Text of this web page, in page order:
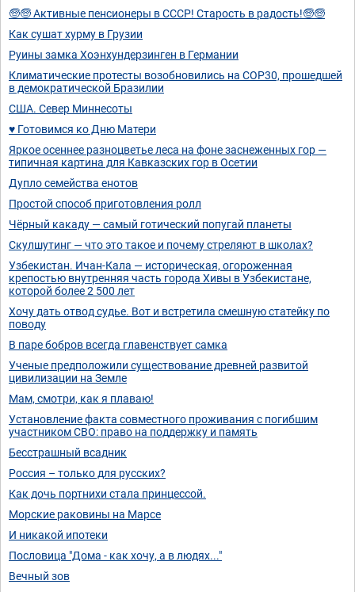
🧓🧓 Активные пенсионеры в СССР! Старость в радость!🧓🧓
Как сушат хурму в Грузии
Руины замка Хоэнхундерзинген в Германии
Климатические протесты возобновились на COP30, прошедшей
в демократической Бразилии
США. Север Миннесоты
♥️ Готовимся ко Дню Матери
Яркое осеннее разноцветье леса на фоне заснеженных гор —
типичная картина для Кавказских гор в Осетии
Дупло семейства енотов
Простой способ приготовления ролл
Чёрный какаду — самый готический попугай планеты
Скулшутинг — что это такое и почему стреляют в школах?
Узбекистан. Ичан-Кала — историческая, огороженная
крепостью внутренняя часть города Хивы в Узбекистане,
которой более 2 500 лет
Хочу дать отвод судье. Вот и встретила смешную статейку по
поводу
В паре бобров всегда главенствует самка
Ученые предположили существование древней развитой
цивилизации на Земле
Мам, смотри, как я плаваю!
Установление факта совместного проживания с погибшим
участником СВО: право на поддержку и память
Бесстрашный всадник
Россия – только для русских?
Как дочь портнихи стала принцессой.
Морские раковины на Марсе
И никакой ипотеки
Пословица "Дома - как хочу, а в людях..."
Вечный зов